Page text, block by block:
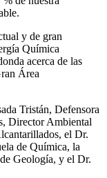
y de gran
Química
acerca de las
Área
Tristán, Defensora
Director Ambiental
el Dr.
de Química, la
Geología, y el Dr.